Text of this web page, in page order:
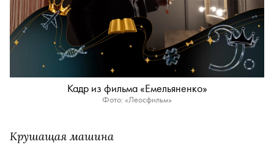
Кадр из фильма «Емельяненко»
Фото: «Леосфильм»
Крушащая машина